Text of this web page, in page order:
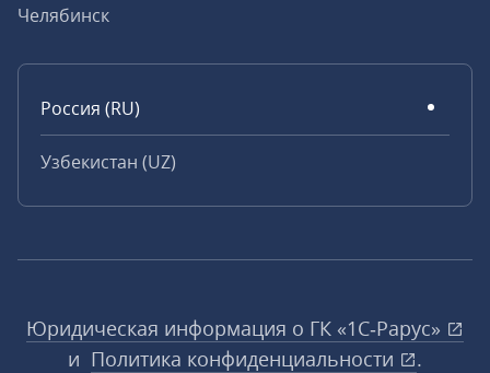
Челябинск
Россия (RU)
Узбекистан (UZ)
Юридическая информация о ГК «1С‑Рарус»
и Политика конфиденциальности
.